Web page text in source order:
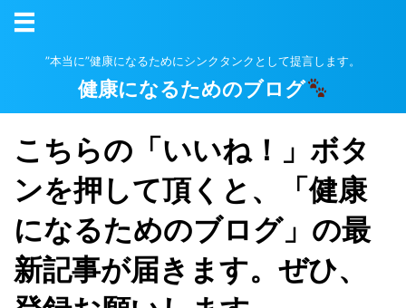
”本当に”健康になるためにシンクタンクとして提言します。
健康になるためのブログ
こちらの「いいね！」ボタ
ンを押して頂くと、「健康
になるためのブログ」の最
新記事が届きます。ぜひ、